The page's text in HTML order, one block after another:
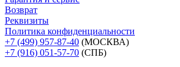
Возврат
Реквизиты
Политика конфиденциальности
+7 (499) 957-87-40 (МОСКВА)
+7 (916) 051-57-70 (СПБ)